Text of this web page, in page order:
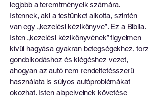
legjobb a teremtményeik számára.
Istennek, aki a testünket alkotta, szintén
van egy „kezelési kézikönyve”. Ez a Biblia.
Isten „kezelési kézikönyvének” figyelmen
kívül hagyása gyakran betegségekhez, torz
gondolkodáshoz és kiégéshez vezet,
ahogyan az autó nem rendeltetésszerű
használata is súlyos autóproblémákat
okozhat. Isten alapelveinek követése